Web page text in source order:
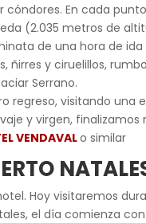
cóndores. En cada
(2.035 metros de
de una hora de
ñirres y ciruelillos,
Serrano.
regreso, visitando una
y virgen,
VENDAVALo similar
Hoy visitaremos
el día comienza